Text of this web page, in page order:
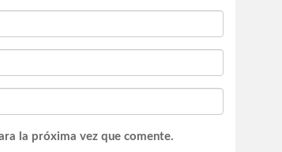
la próxima vez que comente.